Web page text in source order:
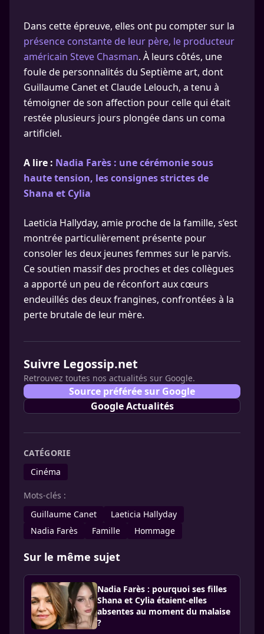
Dans cette épreuve, elles ont pu compter sur la
présence constante de leur père, le producteur
américain Steve Chasman. À leurs côtés, une
foule de personnalités du Septième art, dont
Guillaume Canet et Claude Lelouch, a tenu à
témoigner de son affection pour celle qui était
restée plusieurs jours plongée dans un coma
artificiel.
A lire : Nadia Farès : une cérémonie sous
haute tension, les consignes strictes de
Shana et Cylia
Laeticia Hallyday, amie proche de la famille, s’est
montrée particulièrement présente pour
consoler les deux jeunes femmes sur le parvis.
Ce soutien massif des proches et des collègues
a apporté un peu de réconfort aux cœurs
endeuillés des deux frangines, confrontées à la
perte brutale de leur mère.
Suivre Legossip.net
Retrouvez toutes nos actualités sur Google.
Source préférée sur Google
Google Actualités
CATÉGORIE
Cinéma
Mots-clés :
Guillaume Canet
Laeticia Hallyday
Nadia Farès
Famille Hommage
Sur le même sujet
Nadia Farès : pourquoi ses filles
Shana et Cylia étaient-elles
absentes au moment du malaise
?